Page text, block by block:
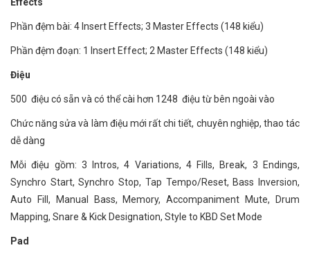
Phần đệm bài: 4 Insert Effects; 3 Master Effects (148 kiểu)
Phần đệm đoạn: 1 Insert Effect; 2 Master Effects (148 kiểu)
Điệu
500 điệu có sẵn và có thể cài hơn 1248 điệu từ bên ngoài vào
Chức năng sửa và làm điệu mới rất chi tiết, chuyên nghiệp, thao tác
dễ dàng
Mỗi điệu gồm: 3 Intros, 4 Variations, 4 Fills, Break, 3 Endings,
Synchro Start, Synchro Stop, Tap Tempo/Reset, Bass Inversion,
Auto Fill, Manual Bass, Memory, Accompaniment Mute, Drum
Mapping, Snare & Kick Designation, Style to KBD Set Mode
Pad